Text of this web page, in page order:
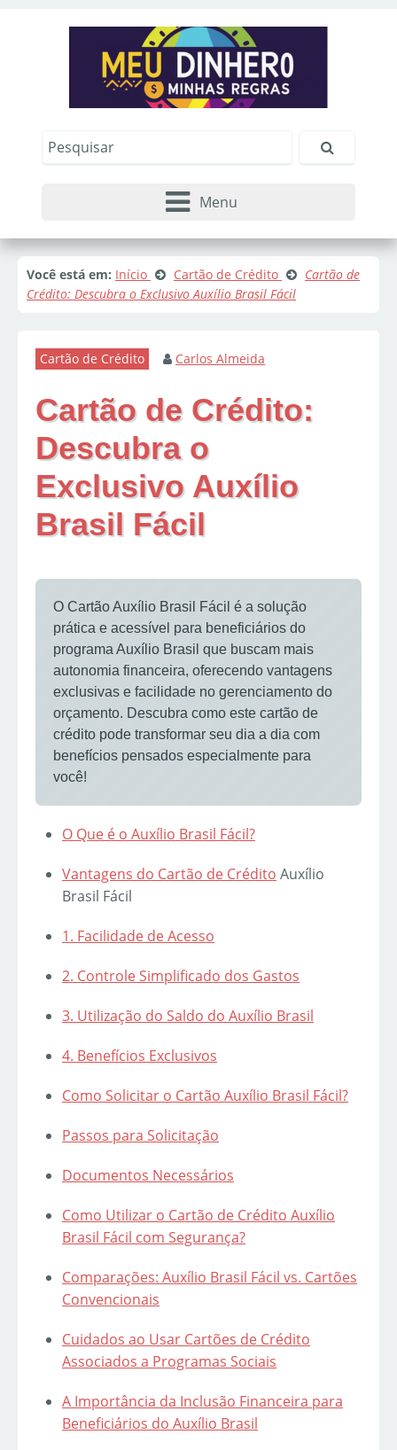
Menu
Você está em: Início Cartão de Crédito
Cartão de
Crédito: Descubra o Exclusivo Auxílio Brasil Fácil
Cartão de Crédito Carlos Almeida
Cartão de Crédito:
Descubra o
Exclusivo Auxílio
Brasil Fácil
O Cartão Auxílio Brasil Fácil é a solução
prática e acessível para beneficiários do
programa Auxílio Brasil que buscam mais
autonomia financeira, oferecendo vantagens
exclusivas e facilidade no gerenciamento do
orçamento. Descubra como este cartão de
crédito pode transformar seu dia a dia com
benefícios pensados especialmente para
você!
O Que é o Auxílio Brasil Fácil?
Vantagens do Cartão de Crédito Auxílio
Brasil Fácil
1. Facilidade de Acesso
2. Controle Simplificado dos Gastos
3. Utilização do Saldo do Auxílio Brasil
4. Benefícios Exclusivos
Como Solicitar o Cartão Auxílio Brasil Fácil?
Passos para Solicitação
Documentos Necessários
Como Utilizar o Cartão de Crédito Auxílio
Brasil Fácil com Segurança?
Comparações: Auxílio Brasil Fácil vs. Cartões
Convencionais
Cuidados ao Usar Cartões de Crédito
Associados a Programas Sociais
A Importância da Inclusão Financeira para
Beneficiários do Auxílio Brasil